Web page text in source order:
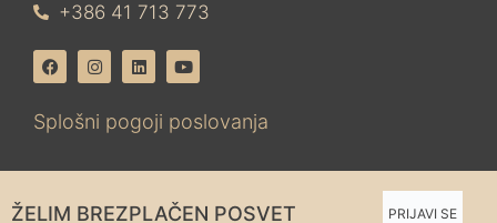
+386 41 713 773
Splošni pogoji poslovanja
ŽELIM BREZPLAČEN POSVET PRIJAVI SE